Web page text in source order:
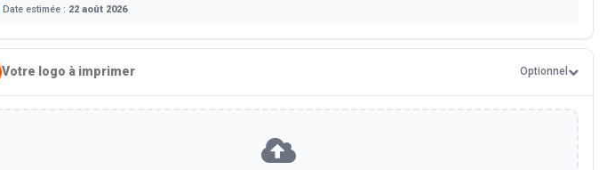
Date estimée : 22 août 2026
Votre logo à imprimer Optionnel